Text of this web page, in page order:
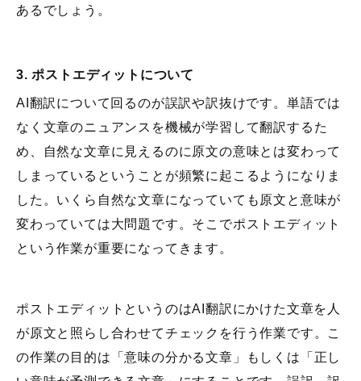
あるでしょう。
3. ポストエディットについて
AI翻訳について回るのが誤訳や訳抜けです。単語では
なく文章のニュアンスを機械が学習して翻訳するた
め、自然な文章に見えるのに原文の意味とは変わって
しまっているということが頻繁に起こるようになりま
した。いくら自然な文章になっていても原文と意味が
変わっていては大問題です。そこでポストエディット
という作業が重要になってきます。
ポストエディットというのはAI翻訳にかけた文章を人
が原文と照らし合わせてチェックを行う作業です。こ
の作業の目的は「意味の分かる文章」もしくは「正し